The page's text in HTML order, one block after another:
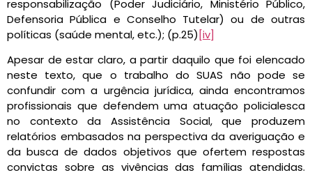
responsabilização (Poder Judiciário, Ministério Público,
Defensoria Pública e Conselho Tutelar) ou de outras
políticas (saúde mental, etc.); (p.25) [iv]
Apesar de estar claro, a partir daquilo que foi elencado
neste texto, que o trabalho do SUAS não pode se
confundir com a urgência jurídica, ainda encontramos
profissionais que defendem uma atuação policialesca
no contexto da Assistência Social, que produzem
relatórios embasados na perspectiva da averiguação e
da busca de dados objetivos que ofertem respostas
convictas sobre as vivências das famílias atendidas.